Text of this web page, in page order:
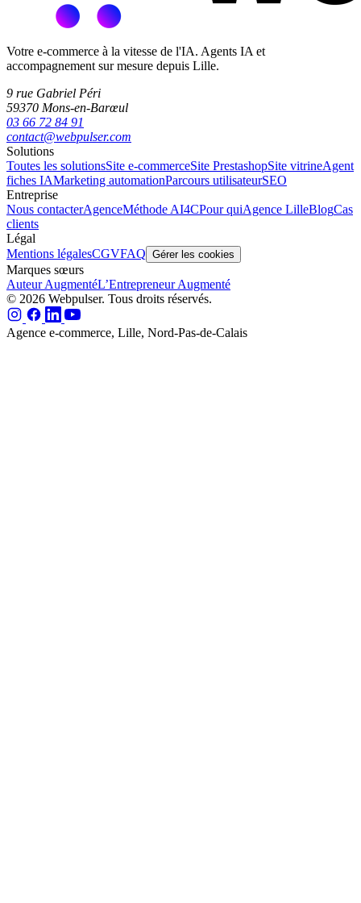
Votre e-commerce à la vitesse de l'IA. Agents IA et
accompagnement sur mesure depuis Lille.
9 rue Gabriel Péri
59370 Mons-en-Barœul
03 66 72 84 91
contact@webpulser.com
Solutions
Toutes les solutionsSite e-commerceSite PrestashopSite vitrineAgent
fiches IAMarketing automationParcours utilisateurSEO
Entreprise
Nous contacterAgenceMéthode AI4CPour quiAgence LilleBlogCas
clients
Légal
Mentions légalesCGVFAQ Gérer les cookies
Marques sœurs
Auteur AugmentéL’Entrepreneur Augmenté
© 2026 Webpulser. Tous droits réservés.
Agence e-commerce, Lille, Nord-Pas-de-Calais